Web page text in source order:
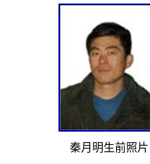
秦月明生前照片